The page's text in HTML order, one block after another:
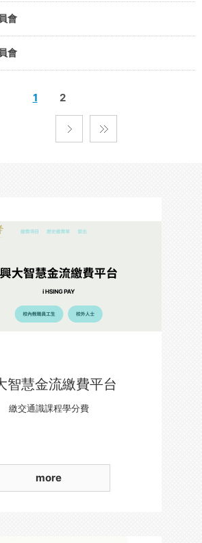
會
會
1 2
智慧金流繳費平台
繳交通識課程學分費
more